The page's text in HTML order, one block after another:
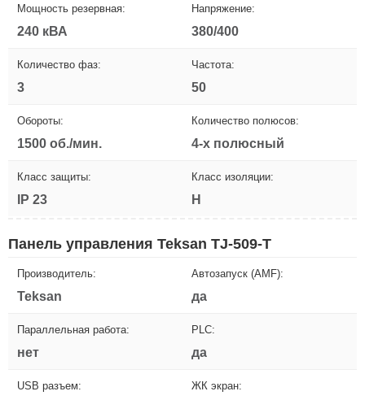
Мощность резервная:
240 кВА
Напряжение:
380/400
Количество фаз:
3
Частота:
50
Обороты:
1500 об./мин.
Количество полюсов:
4-х полюсный
Класс защиты:
IP 23
Класс изоляции:
H
Панель управления Teksan TJ-509-T
Производитель:
Teksan
Автозапуск (AMF):
да
Параллельная работа:
нет
PLC:
да
USB разъем: ЖК экран: